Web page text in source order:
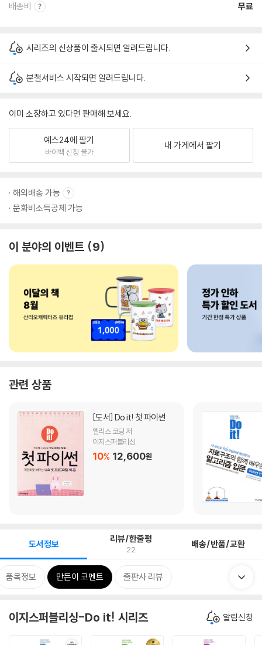
배송비 무료
시리즈의 신상품이 출시되면 알려드립니다.
분철서비스 시작되면 알려드립니다.
이미 소장하고 있다면 판매해 보세요.
예스24에 팔기
바이백 신청 불가
내 가게에서 팔기
해외배송 가능
문화비소득공제 가능
이 분야의 이벤트 9
관련 상품
[도서] Do it! 첫 파이썬
엘리스 코딩 저
이지스퍼블리싱
10% 12,600원
도서정보 리뷰/한줄평
22 배송/반품/교환
품목정보 만든이 코멘트 출판사 리뷰
이지스퍼블리싱-Do it! 시리즈 알림신청